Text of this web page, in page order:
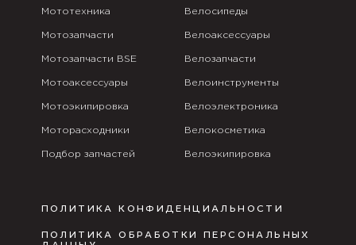
Мототехника
Мотозапчасти
Мотозапчасти BSE
Мотоаксессуары
Мотоэкипировка
Моторасходники
Подбор запчастей
Велосипеды
Велоаксессуары
Велозапчасти
Велоинструменты
Велоэлектроника
Велокосметика
Велоэкипировка
ПОЛИТИКА КОНФИДЕНЦИАЛЬНОСТИ
ПОЛИТИКА ОБРАБОТКИ ПЕРСОНАЛЬНЫХ